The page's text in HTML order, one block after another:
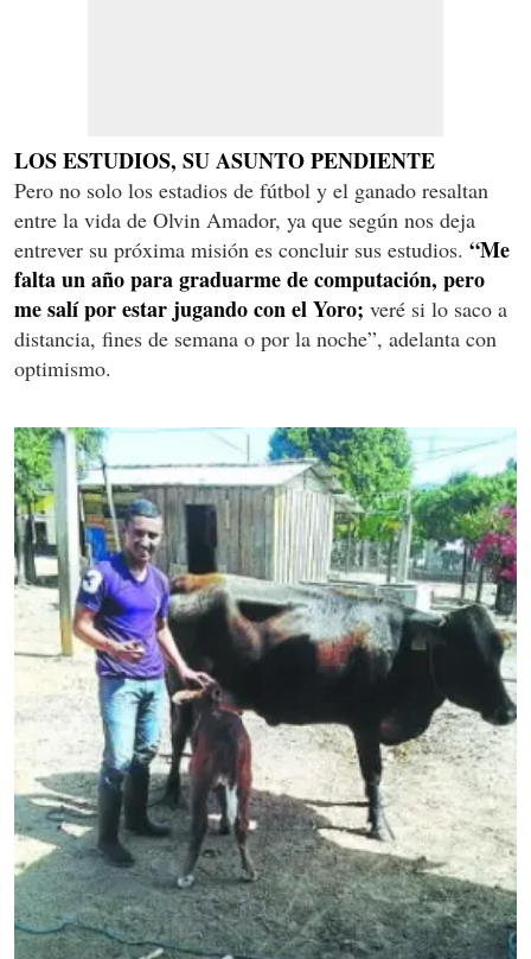
LOS ESTUDIOS, SU ASUNTO PENDIENTE
Pero no solo los estadios de fútbol y el ganado resaltan
entre la vida de Olvin Amador, ya que según nos deja
entrever su próxima misión es concluir sus estudios. “Me
falta un año para graduarme de computación, pero
me salí por estar jugando con el Yoro; veré si lo saco a
distancia, fines de semana o por la noche”, adelanta con
optimismo.